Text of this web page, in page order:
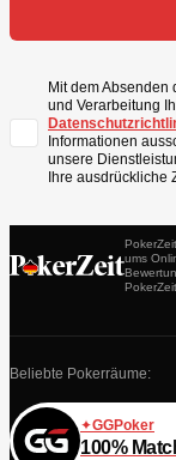
Mit dem Absenden
und Verarbeitung
Informationen
unsere
Ihre ausdrückliche
ums
Beliebte Pokerräume:
GGPoker
100%